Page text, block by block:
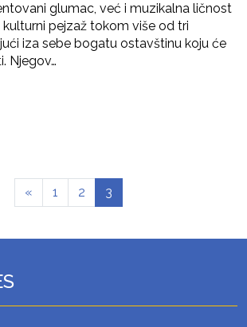
glumac, već i muzikalna ličnost
pejzaž tokom više od tri
iza sebe bogatu ostavštinu koju će
Njegov…
« 1 2 3